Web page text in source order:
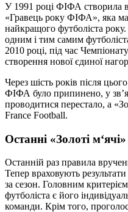
У 1991 році ФІФА створила
«Гравець року ФІФА», яка
найкращого футболіста
одним і тим самим
2010 році, під час
створення нової єдиної
Через шість років після
ФІФА було припинено, у
проводитися перестало, а
France Football.
Останні «Золоті м‘ячі»
Останній раз правила
Тепер враховують
за сезон. Головним
футболіста є його
команди. Крім того,